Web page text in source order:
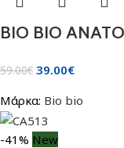
BIO BIO
59.00€ 39.00€
Μάρκα: Bio bio
-41% New